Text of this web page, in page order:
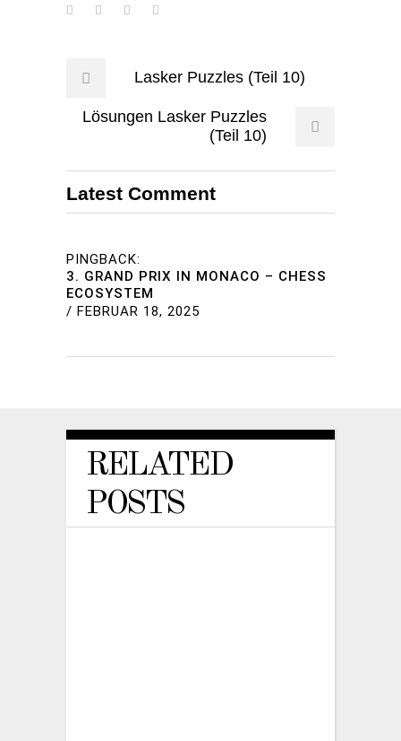
Lasker Puzzles (Teil 10)
Lösungen Lasker Puzzles
(Teil 10)
Latest Comment
PINGBACK:
3. GRAND PRIX IN MONACO – CHESS
ECOSYSTEM
/ FEBRUAR 18, 2025
RELATED
POSTS